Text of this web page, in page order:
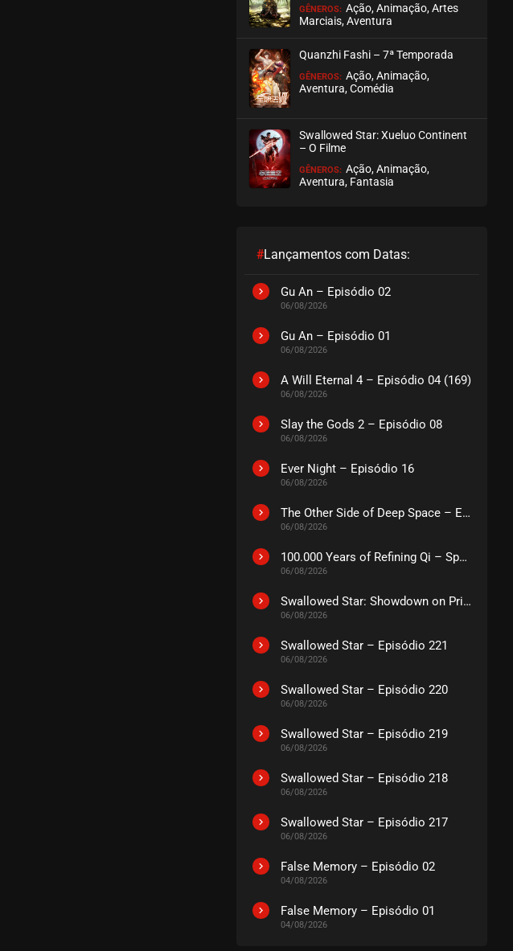
GÊNEROS: Ação, Animação, Artes
Marciais, Aventura
Quanzhi Fashi – 7ª Temporada
GÊNEROS: Ação, Animação,
Aventura, Comédia
Swallowed Star: Xueluo Continent
– O Filme
GÊNEROS: Ação, Animação,
Aventura, Fantasia
#Lançamentos com Datas:
Gu An – Episódio 02
06/08/2026
Gu An – Episódio 01
06/08/2026
A Will Eternal 4 – Episódio 04 (169)
06/08/2026
Slay the Gods 2 – Episódio 08
06/08/2026
Ever Night – Episódio 16
06/08/2026
The Other Side of Deep Space – Episódio 14
06/08/2026
100.000 Years of Refining Qi – Special
06/08/2026
Swallowed Star: Showdown on Primeval Star – O Filme
06/08/2026
Swallowed Star – Episódio 221
06/08/2026
Swallowed Star – Episódio 220
06/08/2026
Swallowed Star – Episódio 219
06/08/2026
Swallowed Star – Episódio 218
06/08/2026
Swallowed Star – Episódio 217
06/08/2026
False Memory – Episódio 02
04/08/2026
False Memory – Episódio 01
04/08/2026